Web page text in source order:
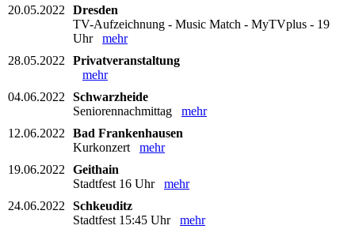
20.05.2022
Dresden
TV-Aufzeichnung - Music Match - MyTVplus - 19
Uhr mehr
28.05.2022
Privatveranstaltung
mehr
04.06.2022
Schwarzheide
Seniorennachmittag mehr
12.06.2022
Bad Frankenhausen
Kurkonzert mehr
19.06.2022
Geithain
Stadtfest 16 Uhr mehr
24.06.2022
Schkeuditz
Stadtfest 15:45 Uhr mehr